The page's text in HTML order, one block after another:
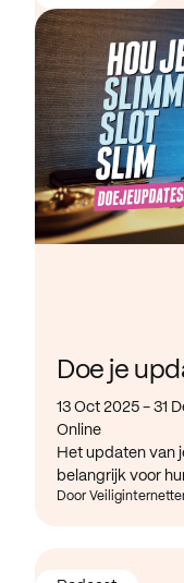
Doe je
13 Oct 2025 - 31
Online
Het updaten van
belangrijk voor
Door